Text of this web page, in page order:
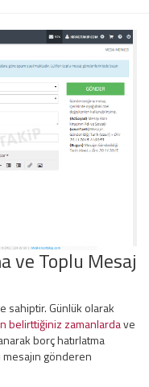
ve Toplu Mesaj
sahiptir. Günlük olarak
belirttiğiniz zamanlardave
borç hatırlatma
mesajın gönderen